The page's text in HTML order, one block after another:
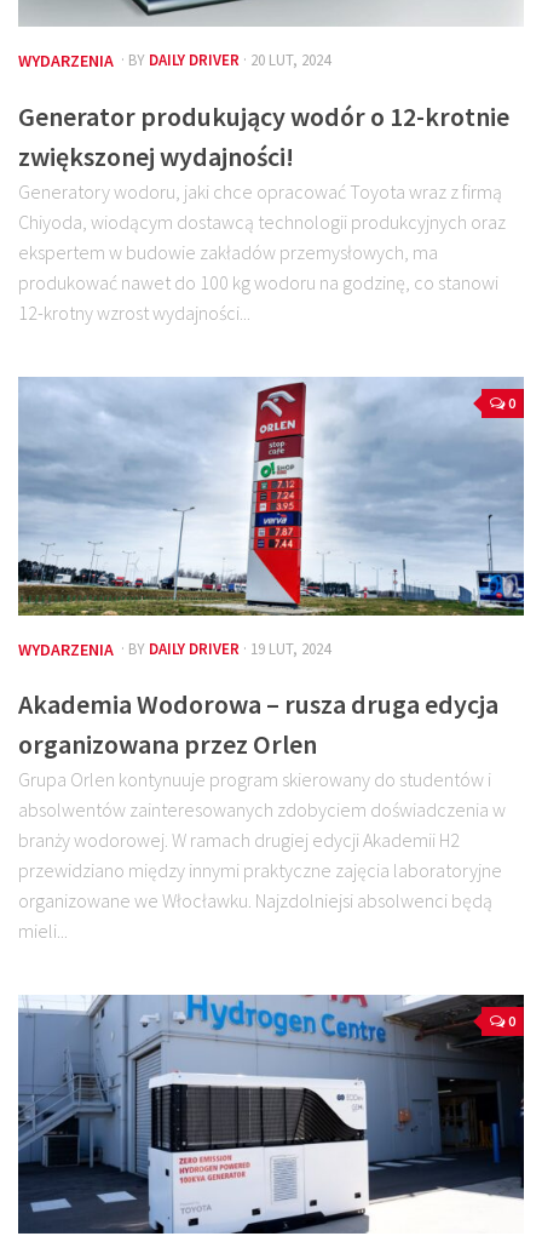
WYDARZENIA · BY DAILY DRIVER · 20 LUT, 2024
Generator produkujący wodór o 12-krotnie
zwiększonej wydajności!
Generatory wodoru, jaki chce opracować Toyota wraz z firmą
Chiyoda, wiodącym dostawcą technologii produkcyjnych oraz
ekspertem w budowie zakładów przemysłowych, ma
produkować nawet do 100 kg wodoru na godzinę, co stanowi
12-krotny wzrost wydajności...
0
WYDARZENIA · BY DAILY DRIVER · 19 LUT, 2024
Akademia Wodorowa – rusza druga edycja
organizowana przez Orlen
Grupa Orlen kontynuuje program skierowany do studentów i
absolwentów zainteresowanych zdobyciem doświadczenia w
branży wodorowej. W ramach drugiej edycji Akademii H2
przewidziano między innymi praktyczne zajęcia laboratoryjne
organizowane we Włocławku. Najzdolniejsi absolwenci będą
mieli...
0